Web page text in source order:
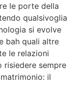
le porte della
qualsivoglia
si evolve
bah quali altre
le relazioni
risiedere sempre
il